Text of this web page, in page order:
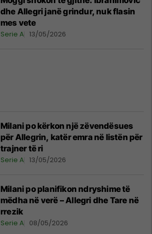
dhe Allegri janë grindur, nuk flasin
mes vete
Serie A 13/05/2026
Milani po kërkon një zëvendësues
për Allegrin, katër emra në listën për
trajner të ri
Serie A 13/05/2026
Milani po planifikon ndryshime të
mëdha në verë – Allegri dhe Tare në
rrezik
Serie A 08/05/2026